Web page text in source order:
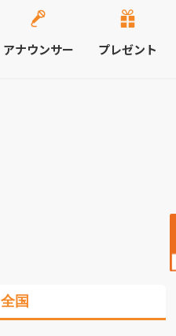
アナウンサー プレゼント
全国